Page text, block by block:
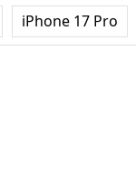
iPhone 17 Pro